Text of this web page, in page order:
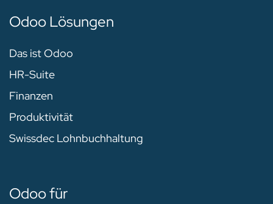
Odoo Lösungen
Das ist Odoo
HR-Suite
Finanzen
Produktivität
Swissdec Lohnbuchhaltung
Odoo für